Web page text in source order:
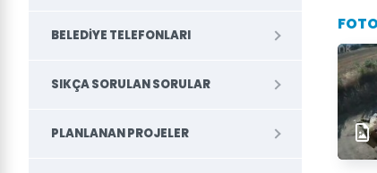
BELEDİYE TELEFONLARI
SIKÇA SORULAN SORULAR
PLANLANAN PROJELER